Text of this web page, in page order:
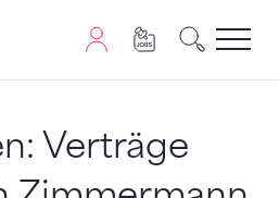
wird JavaScript benötigt.
Verträge